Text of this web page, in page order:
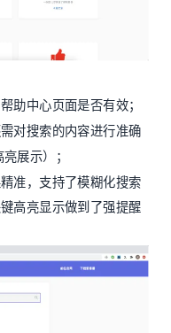
助中心页面是否有效；
对搜索的内容进行准确
展示）；
准，支持了模糊化搜索
高亮显示做到了强提醒